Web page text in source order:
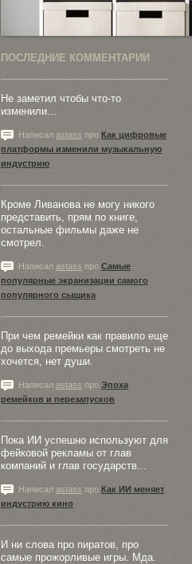
ПОСЛЕДНИЕ КОММЕНТАРИИ
Не заметил чтобы что-то
изменили...
Написал astass про Как цифровые
платформы изменили музыкальную
индустрию
Кроме Ливанова не могу никого
представить, прям по книге,
остальные фильмы даже не
смотрел.
Написал astass про Самые
популярные экранизации самого
популярного сыщика
При чем ремейки как правило еще
до выхода премьеры смотреть не
хочется, нет души.
Написал astass про Эпоха
ремейков и перезапусков
Пока ИИ успешно используют для
фейковой рекламы от глав
компаний и глав государств...
Написал astass про Как ИИ меняет
индустрию кино
И ни слова про пиратов, про
самые прожорливые игры. Мда.